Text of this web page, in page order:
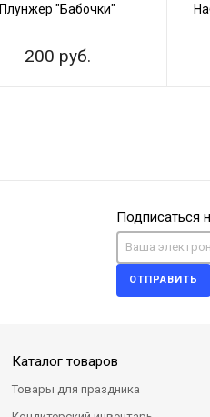
Плунжер "Бабочки"
200 руб.
Подписаться
ОТПРАВИТЬ
Каталог товаров
Товары для праздника